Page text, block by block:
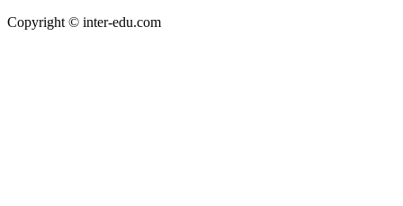
Copyright © inter-edu.com